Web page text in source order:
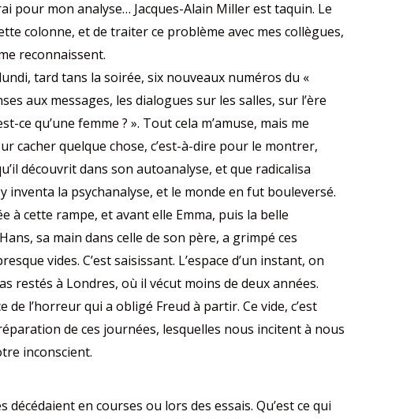
pour mon analyse… Jacques-Alain Miller est taquin. Le
colonne, et de traiter ce problème avec mes collègues,
reconnaissent.
tard tans la soirée, six nouveaux numéros du «
aux messages, les dialogues sur les salles, sur l’ère
qu’une femme ? ». Tout cela m’amuse, mais me
cacher quelque chose, c’est-à-dire pour le montrer,
découvrit dans son autoanalyse, et que radicalisa
inventa la psychanalyse, et le monde en fut bouleversé.
à cette rampe, et avant elle Emma, puis la belle
sa main dans celle de son père, a grimpé ces
vides. C’est saisissant. L’espace d’un instant, on
restés à Londres, où il vécut moins de deux années.
de l’horreur qui a obligé Freud à partir. Ce vide, c’est
de ces journées, lesquelles nous incitent à nous
inconscient.
en courses ou lors des essais. Qu’est ce qui